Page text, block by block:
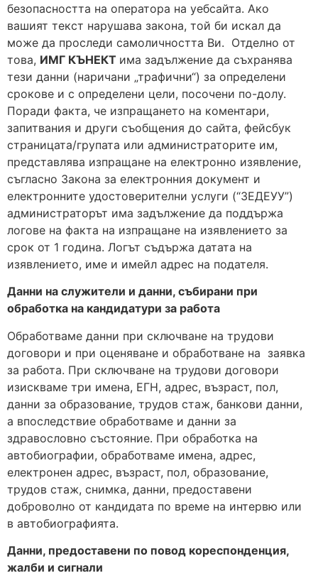
безопасността на оператора на уебсайта. Ако
вашият текст нарушава закона, той би искал да
може да проследи самоличността Ви. Отделно от
това, ИМГ КЪНЕКТ има задължение да съхранява
тези данни (наричани „трафични“) за определени
срокове и с определени цели, посочени по-долу.
Поради факта, че изпращането на коментари,
запитвания и други съобщения до сайта, фейсбук
страницата/групата или администраторите им,
представлява изпращане на електронно изявление,
съгласно Закона за електронния документ и
електронните удостоверителни услуги (“ЗЕДЕУУ”)
администраторът има задължение да поддържа
логове на факта на изпращане на изявлението за
срок от 1 година. Логът съдържа датата на
изявлението, име и имейл адрес на подателя.
Данни на служители и данни, събирани при
обработка на кандидатури за работа
Обработваме данни при сключване на трудови
договори и при оценяване и обработване на заявка
за работа. При сключване на трудови договори
изискваме три имена, ЕГН, адрес, възраст, пол,
данни за образование, трудов стаж, банкови данни,
а впоследствие обработваме и данни за
здравословно състояние. При обработка на
автобиографии, обработваме имена, адрес,
електронен адрес, възраст, пол, образование,
трудов стаж, снимка, данни, предоставени
доброволно от кандидата по време на интервю или
в автобиографията.
Данни, предоставени по повод кореспонденция,
жалби и сигнали